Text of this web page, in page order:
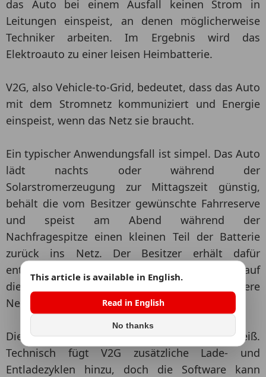
das Auto bei einem Ausfall keinen Strom in
Leitungen einspeist, an denen möglicherweise
Techniker arbeiten. Im Ergebnis wird das
Elektroauto zu einer leisen Heimbatterie.
V2G, also Vehicle-to-Grid, bedeutet, dass das Auto
mit dem Stromnetz kommuniziert und Energie
einspeist, wenn das Netz sie braucht.
Ein typischer Anwendungsfall ist simpel. Das Auto
lädt nachts oder während der
Solarstromerzeugung zur Mittagszeit günstig,
behält die vom Besitzer gewünschte Fahrreserve
und speist am Abend während der
Nachfragespitze einen kleinen Teil der Batterie
zurück ins Netz. Der Besitzer erhält dafür
entweder eine direkte Zahlung, eine Gutschrift auf
die Rechnung oder niedrigere
Nettoenergiekosten.
Die große Frage ist der Batterieverschleiß.
Technisch fügt V2G zusätzliche Lade- und
Entladezyklen hinzu, doch die Software kann
This article is available in English.
Read in English
No thanks